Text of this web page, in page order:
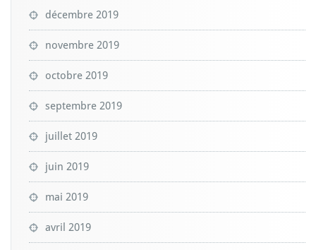
décembre 2019
novembre 2019
octobre 2019
septembre 2019
juillet 2019
juin 2019
mai 2019
avril 2019